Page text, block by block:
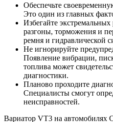
Обеспечьте
Это один из главных
Избегайте
разгоны, торможения и
ремня и гидравлической
Не игнорируйте
Появление вибрации,
топлива может
диагностики.
Планово проходите
Специалисты смогут
неисправностей.
Вариатор VT3 на автомобилях